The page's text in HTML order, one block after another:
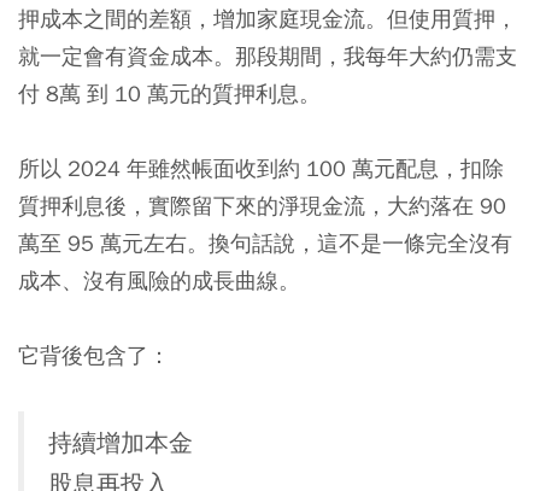
押成本之間的差額，增加家庭現金流。但使用質押，
就一定會有資金成本。那段期間，我每年大約仍需支
付 8萬 到 10 萬元的質押利息。
所以 2024 年雖然帳面收到約 100 萬元配息，扣除
質押利息後，實際留下來的淨現金流，大約落在 90
萬至 95 萬元左右。換句話說，這不是一條完全沒有
成本、沒有風險的成長曲線。
它背後包含了：
持續增加本金
股息再投入